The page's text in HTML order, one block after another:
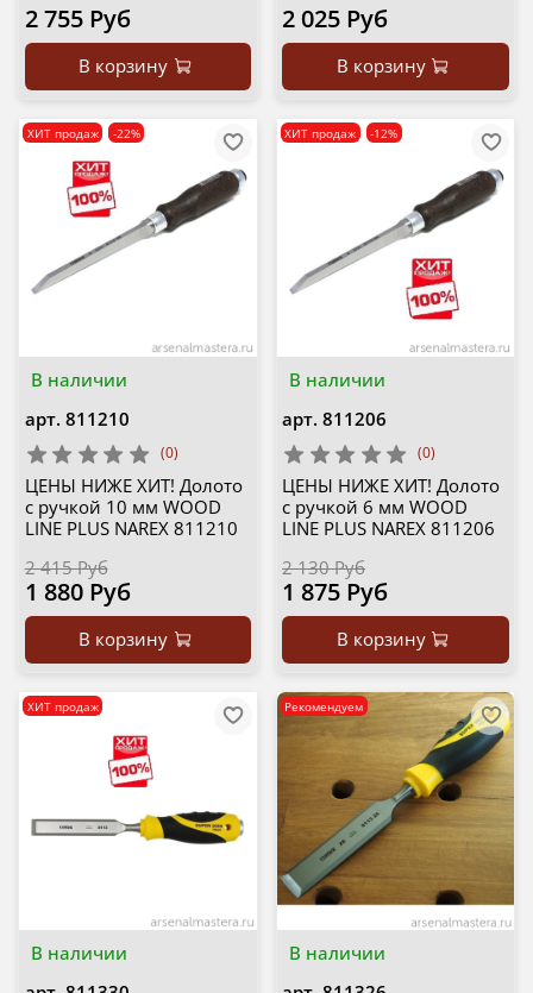
2 755 Руб
В корзину
2 025 Руб
В корзину
В наличии
ХИТ продаж -22%
арт. 811210
(0)
ЦЕНЫ НИЖЕ ХИТ! Долото
с ручкой 10 мм WOOD
LINE PLUS NAREX 811210
2 415 Руб
1 880 Руб
В корзину
В наличии
ХИТ продаж -12%
арт. 811206
(0)
ЦЕНЫ НИЖЕ ХИТ! Долото
с ручкой 6 мм WOOD
LINE PLUS NAREX 811206
2 130 Руб
1 875 Руб
В корзину
В наличии
ХИТ продаж
В наличии
Рекомендуем